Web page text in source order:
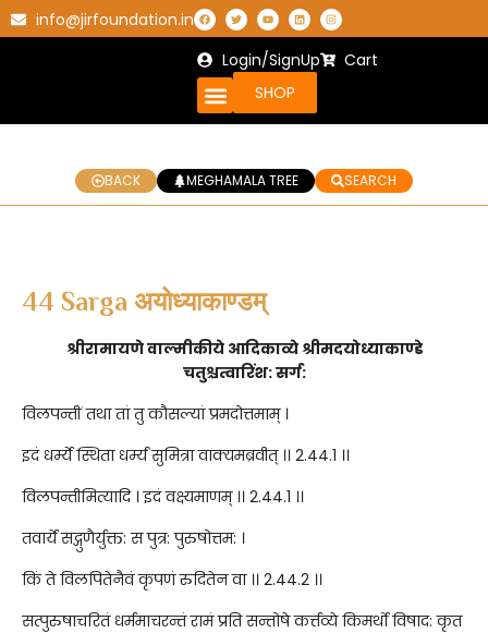
info@jirfoundation.in
Login/SignUp
Cart
SHOP
BACK MEGHAMALA TREE SEARCH
44 Sarga अयोध्याकाण्डम्
श्रीरामायणे वाल्मीकीये आदिकाव्ये श्रीमदयोध्याकाण्डे
चतुश्चत्वारिंश: सर्ग:
विलपन्तीं तथा तां तु कौसल्यां प्रमदोत्तमाम् ।
इदं धर्म्ये स्थिता धर्म्यं सुमित्रा वाक्यमब्रवीत् ।। 2.44.1 ।।
विलपन्तीमित्यादि । इदं वक्ष्यमाणम् ।। 2.44.1 ।।
तवार्ये सद्गुणैर्युक्त: स पुत्र: पुरुषोत्तम: ।
किं ते विलपितेनैवं कृपणं रुदितेन वा ।। 2.44.2 ।।
सत्पुरुषाचरितं धर्ममाचरन्तं रामं प्रति सन्तोषे कर्त्तव्ये किमर्थो विषाद: कृत